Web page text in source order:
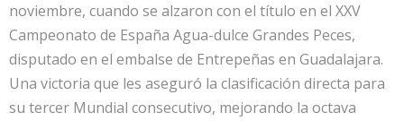
noviembre, cuando se alzaron con el título en el XXV
Campeonato de España Agua-dulce Grandes Peces,
disputado en el embalse de Entrepeñas en Guadalajara.
Una victoria que les aseguró la clasificación directa para
su tercer Mundial consecutivo, mejorando la octava